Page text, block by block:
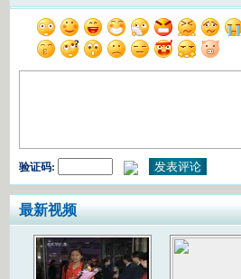
验证码:
最新视频